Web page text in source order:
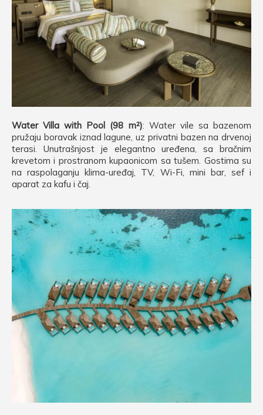
Water Villa with Pool (98 m²): Water vile sa bazenom
pružaju boravak iznad lagune, uz privatni bazen na drvenoj
terasi. Unutrašnjost je elegantno uređena, sa bračnim
krevetom i prostranom kupaonicom sa tušem. Gostima su
na raspolaganju klima-uređaj, TV, Wi-Fi, mini bar, sef i
aparat za kafu i čaj.